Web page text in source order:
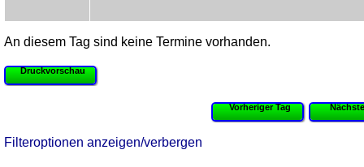
An diesem Tag sind keine Termine vorhanden.
Druckvorschau
Vorheriger Tag
Filteroptionen anzeigen/verbergen